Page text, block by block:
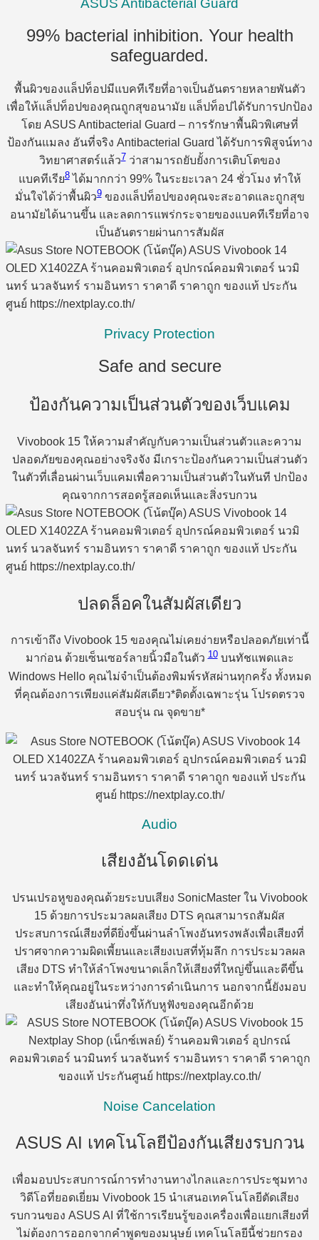
ASUS Antibacterial Guard
99% bacterial inhibition. Your health
safeguarded.
พื้นผิวของแล็ปท็อปมีแบคทีเรียที่อาจเป็นอันตรายหลายพันตัว
เพื่อให้แล็ปท็อปของคุณถูกสุขอนามัย แล็ปท็อปได้รับการปกป้อง
โดย ASUS Antibacterial Guard – การรักษาพื้นผิวพิเศษที่
ป้องกันแมลง อันที่จริง Antibacterial Guard ได้รับการพิสูจน์ทาง
วิทยาศาสตร์แล้ว7ว่าสามารถยับยั้งการเติบโตของ
แบคทีเรีย8ได้มากกว่า 99% ในระยะเวลา 24 ชั่วโมง ทำให้
มั่นใจได้ว่าพื้นผิว9ของแล็ปท็อปของคุณจะสะอาดและถูกสุข
อนามัยได้นานขึ้น และลดการแพร่กระจายของแบคทีเรียที่อาจ
เป็นอันตรายผ่านการสัมผัส
Privacy Protection
Safe and secure
ป้องกันความเป็นส่วนตัวของเว็บแคม
Vivobook 15 ให้ความสำคัญกับความเป็นส่วนตัวและความ
ปลอดภัยของคุณอย่างจริงจัง มีเกราะป้องกันความเป็นส่วนตัว
ในตัวที่เลื่อนผ่านเว็บแคมเพื่อความเป็นส่วนตัวในทันที ปกป้อง
คุณจากการสอดรู้สอดเห็นและสิ่งรบกวน
ปลดล็อคในสัมผัสเดียว
การเข้าถึง Vivobook 15 ของคุณไม่เคยง่ายหรือปลอดภัยเท่านี้
มาก่อน ด้วยเซ็นเซอร์ลายนิ้วมือในตัว10บนทัชแพดและ
Windows Hello คุณไม่จำเป็นต้องพิมพ์รหัสผ่านทุกครั้ง ทั้งหมด
ที่คุณต้องการเพียงแค่สัมผัสเดียว*ติดตั้งเฉพาะรุ่น โปรดตรวจ
สอบรุ่น ณ จุดขาย*
Audio
เสียงอันโดดเด่น
ปรนเปรอหูของคุณด้วยระบบเสียง SonicMaster ใน Vivobook
15 ด้วยการประมวลผลเสียง DTS คุณสามารถสัมผัส
ประสบการณ์เสียงที่ดียิ่งขึ้นผ่านลำโพงอันทรงพลังเพื่อเสียงที่
ปราศจากความผิดเพี้ยนและเสียงเบสที่ทุ้มลึก การประมวลผล
เสียง DTS ทำให้ลำโพงขนาดเล็กให้เสียงที่ใหญ่ขึ้นและดีขึ้น
และทำให้คุณอยู่ในระหว่างการดำเนินการ นอกจากนี้ยังมอบ
เสียงอันน่าทึ่งให้กับหูฟังของคุณอีกด้วย
Noise Cancelation
ASUS AI เทคโนโลยีป้องกันเสียงรบกวน
เพื่อมอบประสบการณ์การทำงานทางไกลและการประชุมทาง
วิดีโอที่ยอดเยี่ยม Vivobook 15 นำเสนอเทคโนโลยีตัดเสียง
รบกวนของ ASUS AI ที่ใช้การเรียนรู้ของเครื่องเพื่อแยกเสียงที่
ไม่ต้องการออกจากคำพูดของมนุษย์ เทคโนโลยีนี้ช่วยกรอง